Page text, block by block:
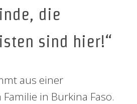
die
sind hier!“
aus einer
in Burkina Faso.